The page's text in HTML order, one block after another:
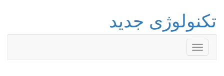
تکنولوژی جدید
Toggle
navigation